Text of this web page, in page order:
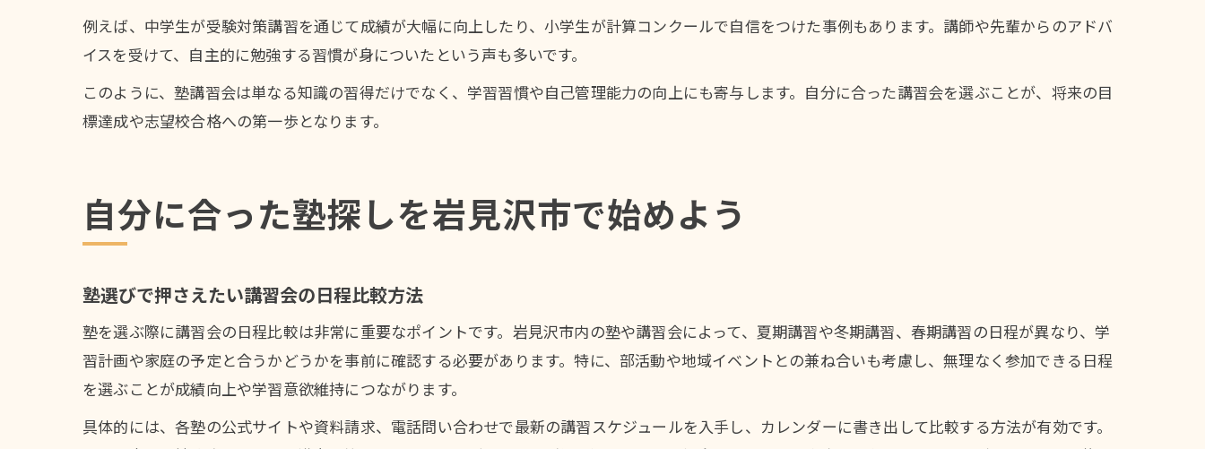
例えば、中学生が受験対策講習を通じて成績が大幅に向上したり、小学生が計算コンクールで自信をつけた事例もあります。講師や先輩からのアドバ
イスを受けて、自主的に勉強する習慣が身についたという声も多いです。
このように、塾講習会は単なる知識の習得だけでなく、学習習慣や自己管理能力の向上にも寄与します。自分に合った講習会を選ぶことが、将来の目
標達成や志望校合格への第一歩となります。
自分に合った塾探しを岩見沢市で始めよう
塾選びで押さえたい講習会の日程比較方法
塾を選ぶ際に講習会の日程比較は非常に重要なポイントです。岩見沢市内の塾や講習会によって、夏期講習や冬期講習、春期講習の日程が異なり、学
習計画や家庭の予定と合うかどうかを事前に確認する必要があります。特に、部活動や地域イベントとの兼ね合いも考慮し、無理なく参加できる日程
を選ぶことが成績向上や学習意欲維持につながります。
具体的には、各塾の公式サイトや資料請求、電話問い合わせで最新の講習スケジュールを入手し、カレンダーに書き出して比較する方法が有効です。